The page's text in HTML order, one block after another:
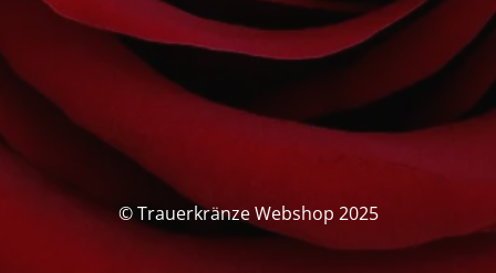
© Trauerkränze Webshop 2025